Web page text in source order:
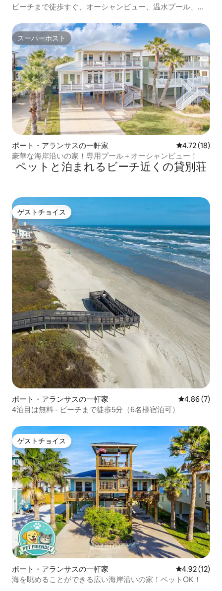
ビーチまで徒歩すぐ、オーシャンビュー、温水プール、デ
スーパーホスト
スーパーホスト
ポート・アランサスの一軒家 レビュー18
4.72 (18)
豪華な海岸沿いの家！専用プール＋オーシャンビュー！
ペットと泊まれるビーチ近くの貸別荘
ゲストチョイス
ゲストチョイス
ポート・アランサスの一軒家 レビュー7
4.86 (7)
4泊目は無料 - ビーチまで徒歩5分（6名様宿泊可）
ゲストチョイス
ゲストチョイス
ポート・アランサスの一軒家 レビュー12
4.92 (12)
海を眺めることができる広い海岸沿いの家！ペットOK！